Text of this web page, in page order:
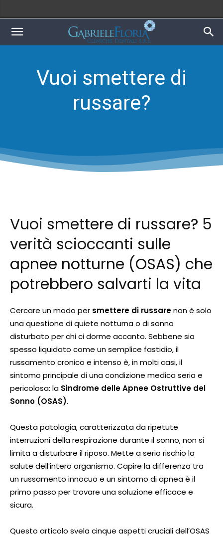
Vuoi smettere di
russare?
Vuoi smettere di russare? 5
verità scioccanti sulle
apnee notturne (OSAS) che
potrebbero salvarti la vita
Cercare un modo per smettere di russarenon è solo
una questione di quiete notturna o di sonno
disturbato per chi ci dorme accanto. Sebbene sia
spesso liquidato come un semplice fastidio, il
russamento cronico e intenso è, in molti casi, il
sintomo principale di una condizione medica seria e
pericolosa: la Sindrome delle Apnee Ostruttive del
Sonno (OSAS).
Questa patologia, caratterizzata da ripetute
interruzioni della respirazione durante il sonno, non si
limita a disturbare il riposo. Mette a serio rischio la
salute dell’intero organismo. Capire la differenza tra
un russamento innocuo e un sintomo di apnea è il
primo passo per trovare una soluzione efficace e
sicura.
Questo articolo svela cinque aspetti cruciali dell’OSAS